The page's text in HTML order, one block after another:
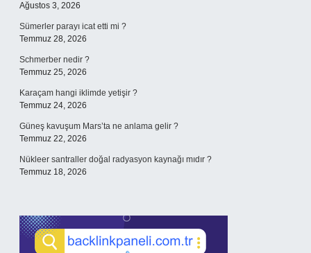
Ağustos 3, 2026
Sümerler parayı icat etti mi ?
Temmuz 28, 2026
Schmerber nedir ?
Temmuz 25, 2026
Karaçam hangi iklimde yetişir ?
Temmuz 24, 2026
Güneş kavuşum Mars’ta ne anlama gelir ?
Temmuz 22, 2026
Nükleer santraller doğal radyasyon kaynağı mıdır ?
Temmuz 18, 2026